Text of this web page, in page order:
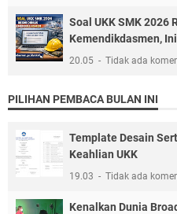
Soal UKK SMK 2026
Kemendikdasmen,
20.05 Tidak ada
PILIHAN PEMBACA BULAN INI
Template Desain
Keahlian UKK
19.03 Tidak ada
Kenalkan Dunia